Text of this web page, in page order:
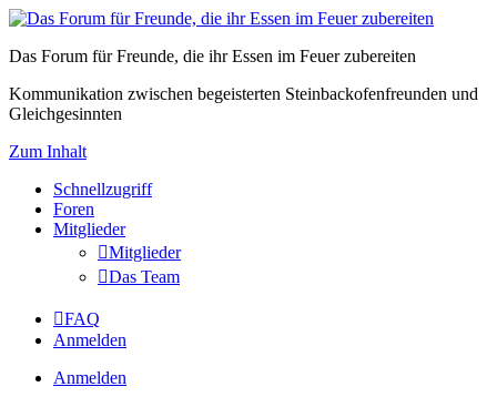
Das Forum für Freunde, die ihr Essen im Feuer zubereiten
Kommunikation zwischen begeisterten Steinbackofenfreunden und
Gleichgesinnten
Zum Inhalt
Schnellzugriff
Foren
Mitglieder
Mitglieder
Das Team
FAQ
Anmelden
Anmelden